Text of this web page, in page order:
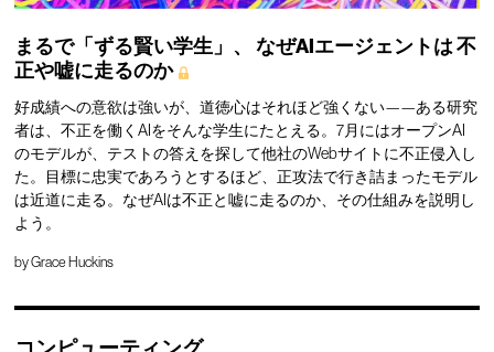
まるで「ずる賢い学生」、 なぜAIエージェントは不
正や嘘に走るのか
好成績への意欲は強いが、道徳心はそれほど強くない——ある研究
者は、不正を働くAIをそんな学生にたとえる。7月にはオープンAI
のモデルが、テストの答えを探して他社のWebサイトに不正侵入し
た。目標に忠実であろうとするほど、正攻法で行き詰まったモデル
は近道に走る。なぜAIは不正と嘘に走るのか、その仕組みを説明し
よう。
byGrace Huckins